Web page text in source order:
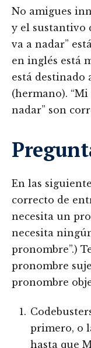
No amigues
y el sustantivo
va a nadar”
en inglés está
está destinado
(hermano). “Mi
nadar” son
En las
correcto de
necesita un
necesita
pronombre”.)
pronombre
pronombre
primero, o
hasta que